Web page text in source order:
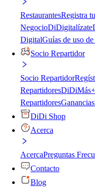
RestaurantesRegistra
NegocioDiDigitalízate
DigitalGuías de uso
Socio Repartidor
Socio Repartidor
RepartidoresDiDiMás+
RepartidoresGanancias
DiDi Shop
Acerca
AcercaPreguntas
Contacto
Blog